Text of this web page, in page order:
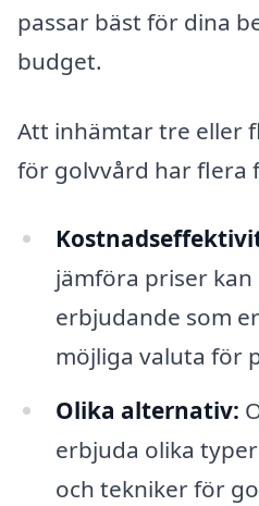
passar bäst för dina
budget.
Att inhämtar tre eller
för golvvård har flera
jämföra priser
erbjudande som
möjliga valuta för
Olika alternativ:
erbjuda olika
och tekniker för